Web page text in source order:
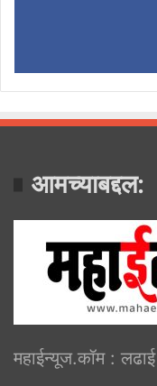
आमच्याबद्दल:
महाईन्यूज.कॉम :